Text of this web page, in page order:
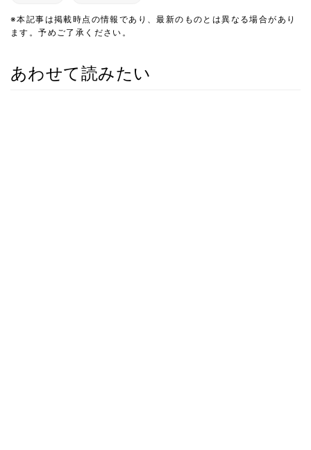
※本記事は掲載時点の情報であり、最新のものとは異なる場合があり
ます。予めご了承ください。
あわせて読みたい